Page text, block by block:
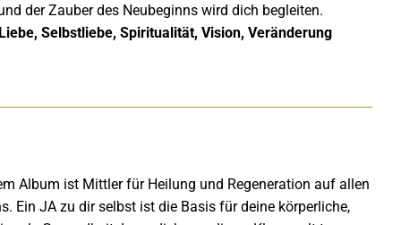
der Zauber des Neubeginns wird dich begleiten.
Selbstliebe, Spiritualität, Vision, Veränderung
Album ist Mittler für Heilung und Regeneration auf allen
Ein JA zu dir selbst ist die Basis für deine körperliche,